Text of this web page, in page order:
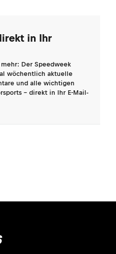
in Ihr
Der Speedweek
wöchentlich aktuelle
und alle wichtigen
- direkt in Ihr E-Mail-